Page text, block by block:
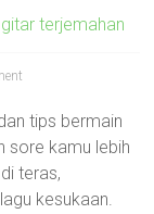
terjemahan
tips bermain
sore kamu lebih
teras,
kesukaan.